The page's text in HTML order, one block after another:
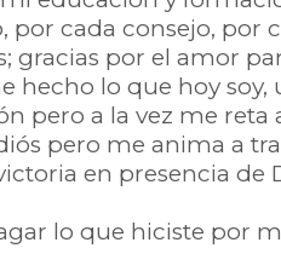
cada consejo, por
gracias por el amor
hecho lo que hoy soy,
pero a la vez me reta
pero me anima a
en presencia de
lo que hiciste por